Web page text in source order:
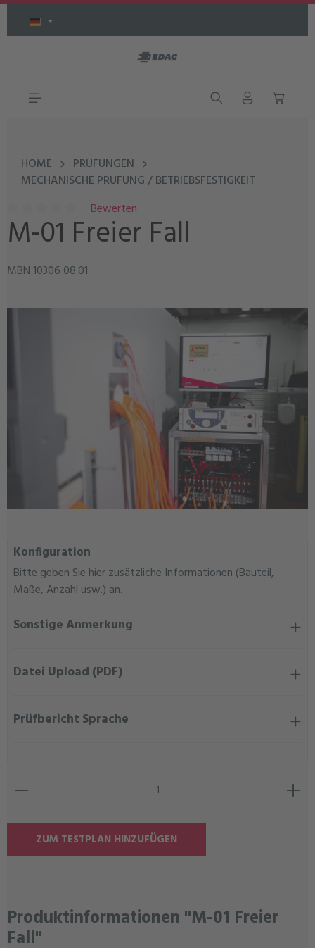
Zum Hauptinhalt springen
HOME
PRÜFUNGEN
MECHANISCHE PRÜFUNG / BETRIEBSFESTIGKEIT
Durchschnittliche Bewertung von 0 von 5 Sternen
Bewerten
M-01 Freier Fall
MBN 10306 08.01
Konfiguration
Bitte geben Sie hier zusätzliche Informationen (Bauteil,
Maße, Anzahl usw.) an.
Sonstige Anmerkung
Datei Upload (PDF)
Prüfbericht Sprache
Produkt Anzahl: Gib den gewünschten Wert ein oder
ZUM TESTPLAN HINZUFÜGEN
Produktinformationen "M-01 Freier
Fall"